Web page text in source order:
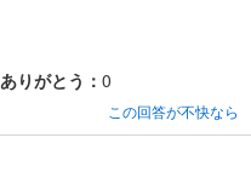
ありがとう： 0
この回答が不快なら